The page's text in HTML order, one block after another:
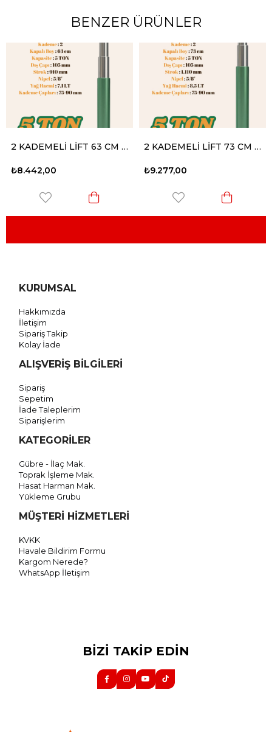
BENZER ÜRÜNLER
2 KADEMELİ LİFT 63 CM 5 TON
₺8.442,00
2 KADEMELİ LİFT 73 CM 5 TON
₺9.277,00
KURUMSAL
Hakkımızda
İletişim
Sipariş Takip
Kolay İade
ALIŞVERİŞ BİLGİLERİ
Sipariş
Sepetim
İade Taleplerim
Siparişlerim
KATEGORİLER
Gübre - İlaç Mak.
Toprak İşleme Mak.
Hasat Harman Mak.
Yükleme Grubu
MÜŞTERİ HİZMETLERİ
KVKK
Havale Bildirim Formu
Kargom Nerede?
WhatsApp İletişim
BİZİ TAKİP EDİN